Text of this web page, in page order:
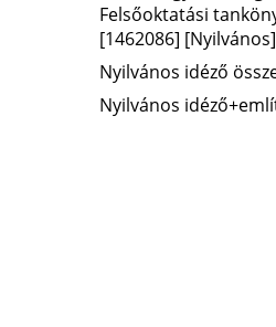
Felsőoktatási
[1462086] [Nyilvános]
Nyilvános idéző
Nyilvános